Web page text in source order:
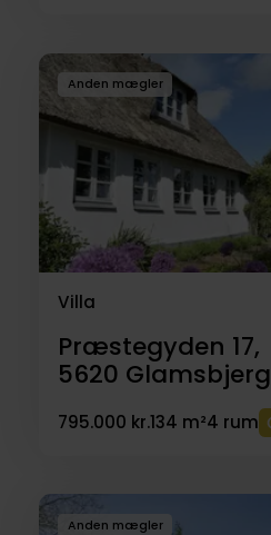
Anden mægler
Villa
Præstegyden 17,
5620 Glamsbjerg
795.000 kr.134 m²4 rum
Anden mægler